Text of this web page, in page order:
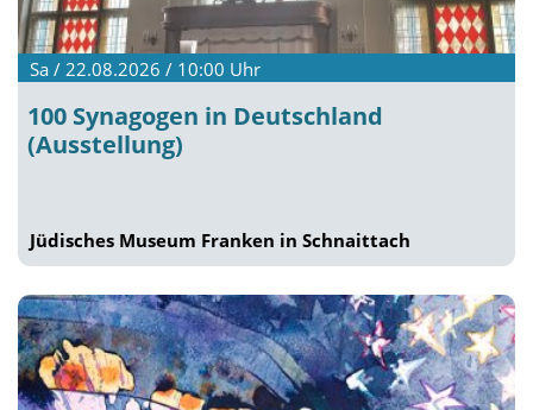
Sa / 22.08.2026 / 10:00 Uhr
100 Synagogen in Deutschland
(Ausstellung)
Jüdisches Museum Franken in Schnaittach